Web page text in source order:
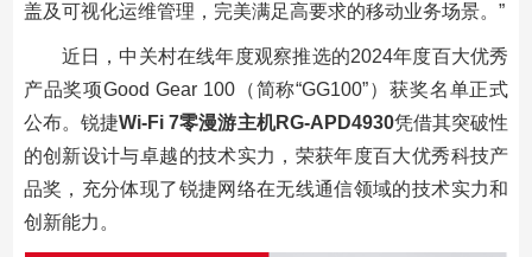
盖及可视化运维管理，完美满足高要求的移动业务场景。”
近日，中关村在线年度观察推选的2024年度百大优秀
产品奖项Good Gear 100（简称“GG100”）获奖名单正式
公布。锐捷Wi-Fi 7零漫游主机RG-APD4930凭借其突破性
的创新设计与卓越的技术实力，荣获年度百大优秀科技产
品奖，充分体现了锐捷网络在无线通信领域的技术实力和
创新能力。